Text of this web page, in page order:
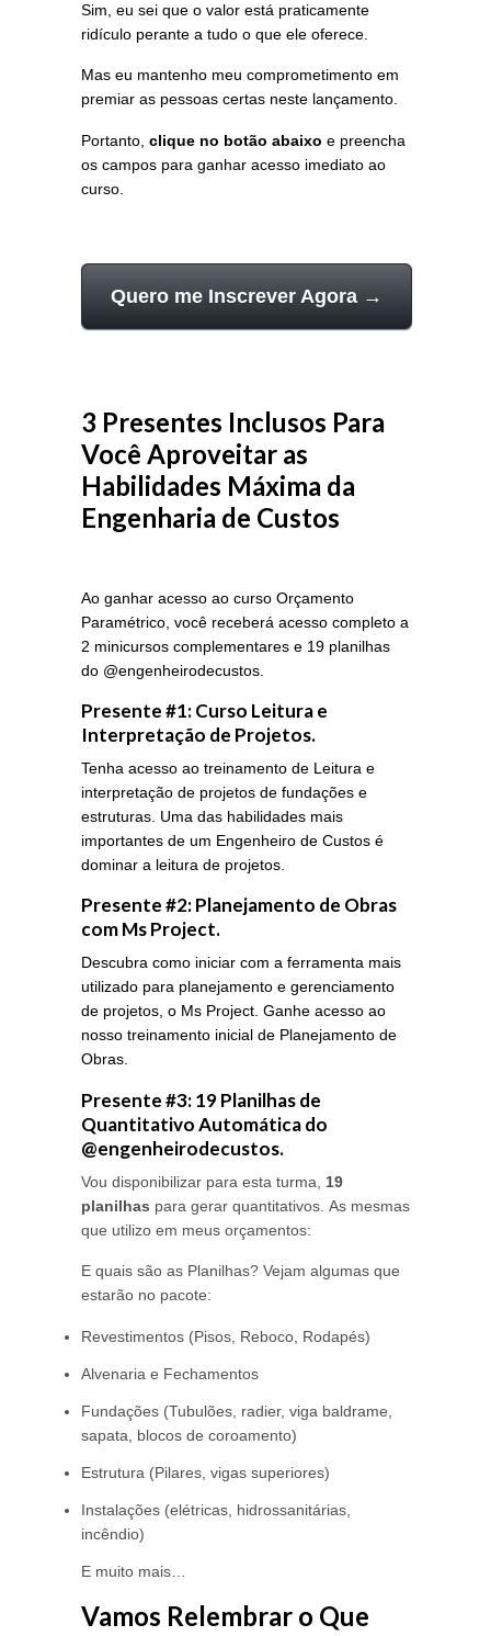
Sim, eu sei que o valor está praticamente
ridículo perante a tudo o que ele oferece.
Mas eu mantenho meu comprometimento em
premiar as pessoas certas neste lançamento.
Portanto, clique no botão abaixo e preencha
os campos para ganhar acesso imediato ao
curso.
Quero me Inscrever Agora →
3 Presentes Inclusos Para
Você Aproveitar as
Habilidades Máxima da
Engenharia de Custos
Ao ganhar acesso ao curso Orçamento
Paramétrico, você receberá acesso completo a
2 minicursos complementares e 19 planilhas
do @engenheirodecustos.
Presente #1: Curso Leitura e
Interpretação de Projetos.
Tenha acesso ao treinamento de Leitura e
interpretação de projetos de fundações e
estruturas. Uma das habilidades mais
importantes de um Engenheiro de Custos é
dominar a leitura de projetos.
Presente #2: Planejamento de Obras
com Ms Project.
Descubra como iniciar com a ferramenta mais
utilizado para planejamento e gerenciamento
de projetos, o Ms Project. Ganhe acesso ao
nosso treinamento inicial de Planejamento de
Obras.
Presente #3: 19 Planilhas de
Quantitativo Automática do
@engenheirodecustos.
Vou disponibilizar para esta turma, 19
planilhas para gerar quantitativos. As mesmas
que utilizo em meus orçamentos:
E quais são as Planilhas? Vejam algumas que
estarão no pacote:
Revestimentos (Pisos, Reboco, Rodapés)
Alvenaria e Fechamentos
Fundações (Tubulões, radier, viga baldrame,
sapata, blocos de coroamento)
Estrutura (Pilares, vigas superiores)
Instalações (elétricas, hidrossanitárias,
incêndio)
E muito mais…
Vamos Relembrar o Que